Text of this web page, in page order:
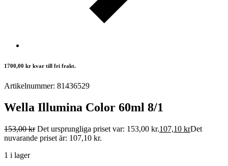
1700,00 kr kvar till fri frakt.
Artikelnummer: 81436529
Wella Illumina Color 60ml 8/1
153,00kr Det ursprungliga priset var: 153,00 kr.107,10 krDet
nuvarande priset är: 107,10 kr.
1 i lager